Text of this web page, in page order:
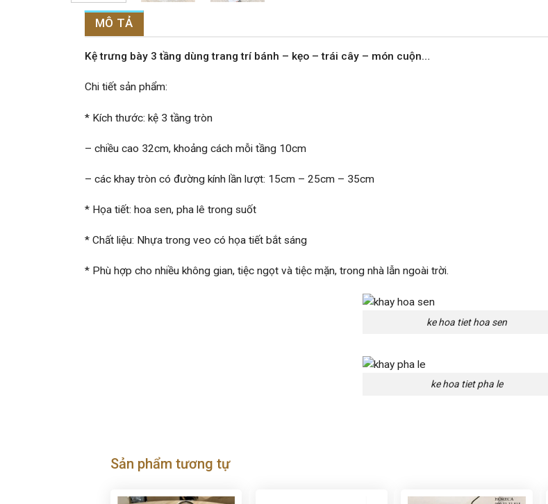
MÔ TẢ
Kệ trưng bày 3 tầng dùng trang trí bánh – kẹo – trái cây – món cuộn…
Chi tiết sản phẩm:
* Kích thước: kệ 3 tầng tròn
– chiều cao 32cm, khoảng cách mỗi tầng 10cm
– các khay tròn có đường kính lần lượt: 15cm – 25cm – 35cm
* Họa tiết: hoa sen, pha lê trong suốt
* Chất liệu: Nhựa trong veo có họa tiết bắt sáng
* Phù hợp cho nhiều không gian, tiệc ngọt và tiệc mặn, trong nhà lẫn ngoài trời.
ke hoa tiet hoa sen
ke hoa tiet pha le
Sản phẩm tương tự